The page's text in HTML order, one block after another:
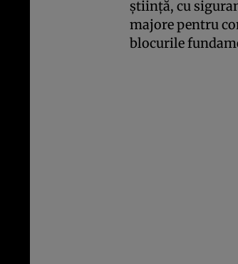
știință, cu
majore pentru
blocurile